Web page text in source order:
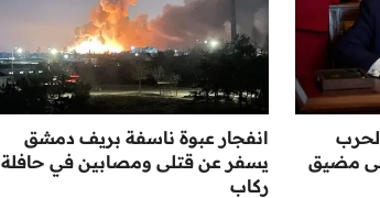
لحرب
مضيق
انفجار عبوة ناسفة بريف دمشق
يسفر عن قتلى ومصابين في حافلة
ركاب